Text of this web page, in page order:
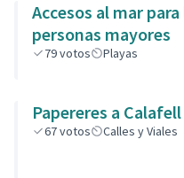
Accesos al mar para
personas mayores
79votos Playas
Papereres a Calafell
67votos Calles y Viales